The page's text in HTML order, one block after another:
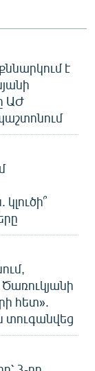
է
ԱԺ
հետ».
տուգանվեց